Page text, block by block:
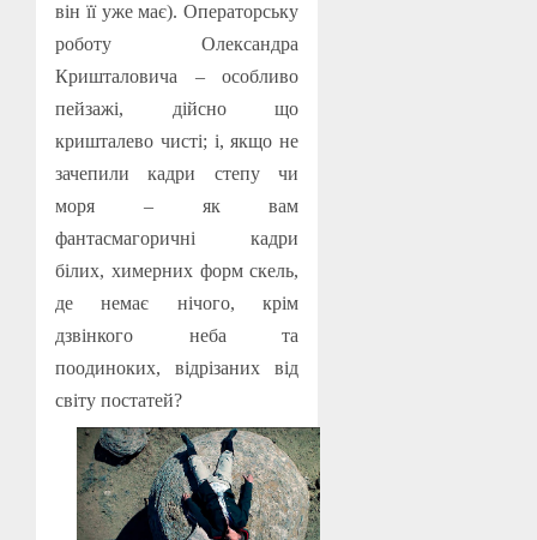
він її уже має). Операторську
роботу Олександра
Кришталовича – особливо
пейзажі, дійсно що
кришталево чисті; і, якщо не
зачепили кадри степу чи
моря – як вам
фантасмагоричні кадри
білих, химерних форм скель,
де немає нічого, крім
дзвінкого неба та
поодиноких, відрізаних від
світу постатей?